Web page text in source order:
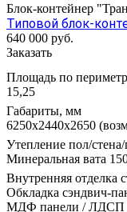
Блок-контейнер
Типовой блок-
640 000 руб.
Заказать
Площадь по
15,25
Габариты, мм
6250х2440х2650
Утепление пол/
Минеральная вата
Внутренняя отделка
Обкладка сэндвич-
МДФ панели / ЛДСП